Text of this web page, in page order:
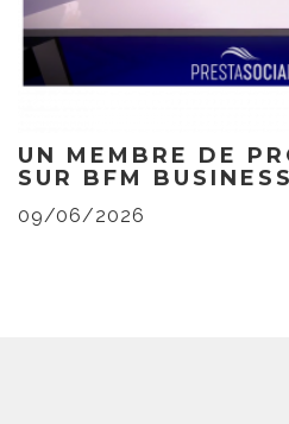
UN MEMBRE DE
SUR BFM BUSINESS
09/06/2026